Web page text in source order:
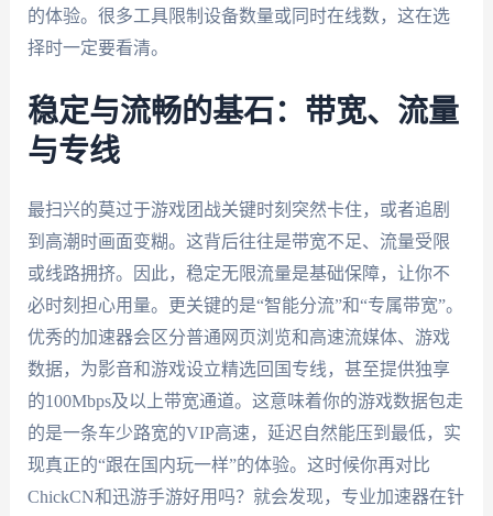
的体验。很多工具限制设备数量或同时在线数，这在选
择时一定要看清。
稳定与流畅的基石：带宽、流量
与专线
最扫兴的莫过于游戏团战关键时刻突然卡住，或者追剧
到高潮时画面变糊。这背后往往是带宽不足、流量受限
或线路拥挤。因此，稳定无限流量是基础保障，让你不
必时刻担心用量。更关键的是“智能分流”和“专属带宽”。
优秀的加速器会区分普通网页浏览和高速流媒体、游戏
数据，为影音和游戏设立精选回国专线，甚至提供独享
的100Mbps及以上带宽通道。这意味着你的游戏数据包走
的是一条车少路宽的VIP高速，延迟自然能压到最低，实
现真正的“跟在国内玩一样”的体验。这时候你再对比
ChickCN和迅游手游好用吗？就会发现，专业加速器在针